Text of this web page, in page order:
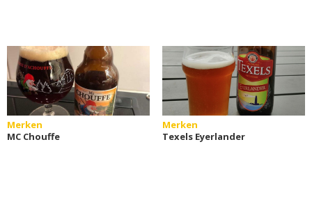
Merken
MC Chouffe
Merken
Texels Eyerlander